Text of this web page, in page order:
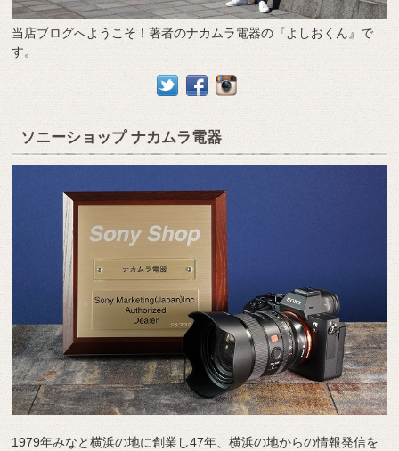
当店ブログへようこそ！著者のナカムラ電器の『よしおくん』で
す。
ソニーショップ ナカムラ電器
1979年みなと横浜の地に創業し47年、横浜の地からの情報発信を